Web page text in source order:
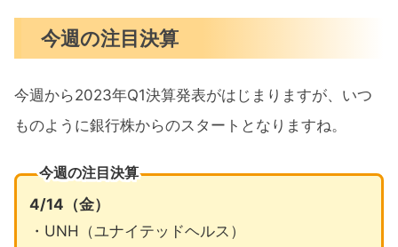
今週の注目決算
今週から2023年Q1決算発表がはじまりますが、いつ
ものように銀行株からのスタートとなりますね。
今週の注目決算
4/14（金）
・UNH（ユナイテッドヘルス）